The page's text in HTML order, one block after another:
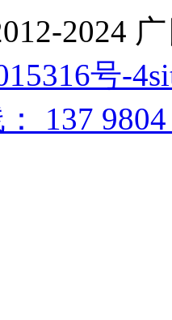
2024
号-4
137